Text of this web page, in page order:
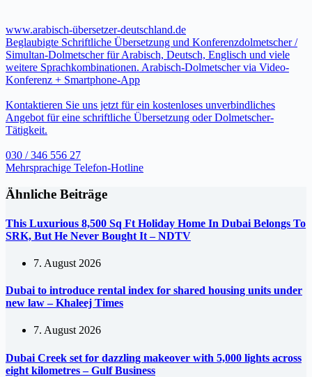
www.arabisch-übersetzer-deutschland.de
Beglaubigte Schriftliche Übersetzung und Konferenzdolmetscher /
Simultan-Dolmetscher für Arabisch, Deutsch, Englisch und viele
weitere Sprachkombinationen. Arabisch-Dolmetscher via Video-
Konferenz + Smartphone-App
Kontaktieren Sie uns jetzt für ein kostenloses unverbindliches
Angebot für eine schriftliche Übersetzung oder Dolmetscher-
Tätigkeit.
030 / 346 556 27
Mehrsprachige Telefon-Hotline
Ähnliche Beiträge
This Luxurious 8,500 Sq Ft Holiday Home In Dubai Belongs To
SRK, But He Never Bought It – NDTV
7. August 2026
Dubai to introduce rental index for shared housing units under
new law – Khaleej Times
7. August 2026
Dubai Creek set for dazzling makeover with 5,000 lights across
eight kilometres – Gulf Business